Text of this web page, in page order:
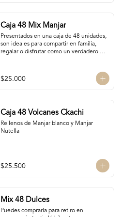
Caja 48 Mix Manjar
Presentados en una caja de 48 unidades,
son ideales para compartir en familia,
regalar o disfrutar como un verdadero
16 Bocados Manjar Nuez Duro
16 Bocados Manjar blanco Duro
$25.000
Caja 48 Volcanes Ckachi
Rellenos de Manjar blanco y Manjar
Nutella
$25.500
Mix 48 Dulces
Puedes comprarla para retiro en